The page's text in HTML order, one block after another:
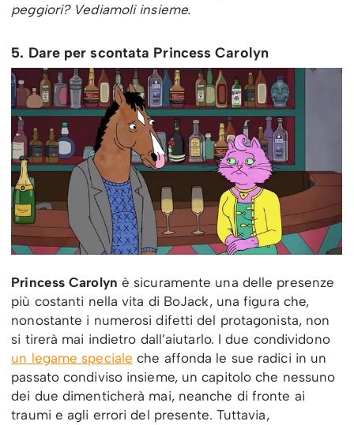
peggiori? Vediamoli insieme.
5. Dare per scontata Princess Carolyn
Princess Carolyn è sicuramente una delle presenze
più costanti nella vita di BoJack, una figura che,
nonostante i numerosi difetti del protagonista, non
si tirerà mai indietro dall’aiutarlo. I due condividono
un legame speciale che affonda le sue radici in un
passato condiviso insieme, un capitolo che nessuno
dei due dimenticherà mai, neanche di fronte ai
traumi e agli errori del presente. Tuttavia,